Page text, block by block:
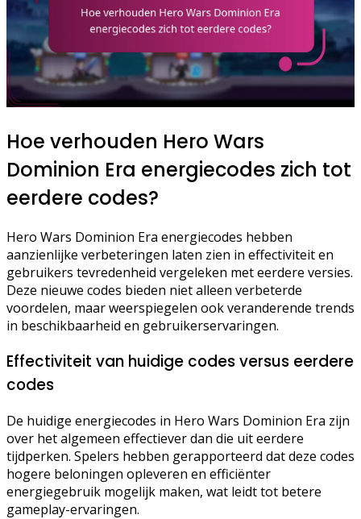
Hoe verhouden Hero Wars
Dominion Era energiecodes zich tot
eerdere codes?
Hero Wars Dominion Era energiecodes hebben
aanzienlijke verbeteringen laten zien in effectiviteit en
gebruikers tevredenheid vergeleken met eerdere versies.
Deze nieuwe codes bieden niet alleen verbeterde
voordelen, maar weerspiegelen ook veranderende trends
in beschikbaarheid en gebruikerservaringen.
Effectiviteit van huidige codes versus eerdere
codes
De huidige energiecodes in Hero Wars Dominion Era zijn
over het algemeen effectiever dan die uit eerdere
tijdperken. Spelers hebben gerapporteerd dat deze codes
hogere beloningen opleveren en efficiënter
energiegebruik mogelijk maken, wat leidt tot betere
gameplay-ervaringen.